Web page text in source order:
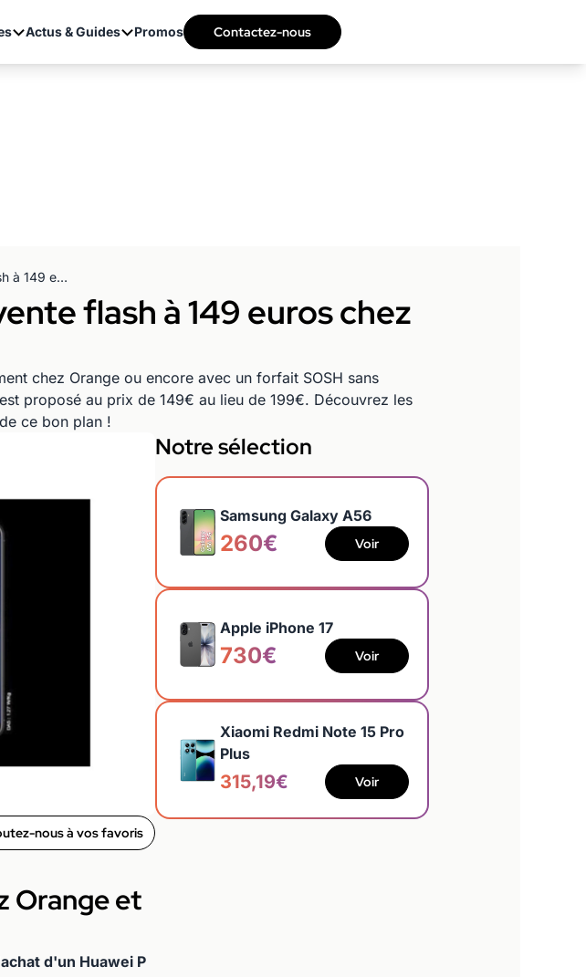
Actus & Guides Promos Contactez-nous
Bon plan : Le Huawei P Smart en vente flash à 149 euros chez SOSH et Orange
flash à 149 euros chez
chez Orange ou encore avec un forfait SOSH sans
proposé au prix de 149€ au lieu de 199€. Découvrez les
ce bon plan !
nous à vos favoris
Orange et
d'un Huawei P
Notre sélection
Samsung Galaxy A56
260€ Voir
Apple iPhone 17
730€ Voir
Xiaomi Redmi Note 15 Pro
Plus
315,19€ Voir